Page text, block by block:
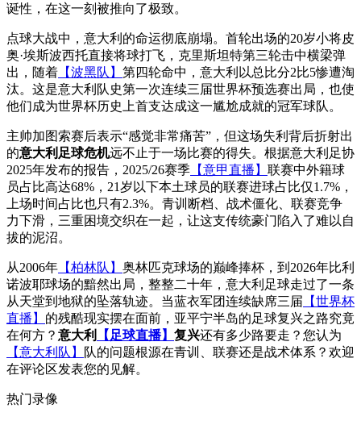
诞性，在这一刻被推向了极致。
点球大战中，意大利的命运彻底崩塌。首轮出场的20岁小将皮
奥·埃斯波西托直接将球打飞，克里斯坦特第三轮击中横梁弹
出，随着 【波黑队】 第四轮命中，意大利以总比分2比5惨遭淘
汰。这是意大利队史第一次连续三届世界杯预选赛出局，也使
他们成为世界杯历史上首支达成这一尴尬成就的冠军球队。
主帅加图索赛后表示“感觉非常痛苦”，但这场失利背后折射出
的意大利足球危机远不止于一场比赛的得失。根据意大利足协
2025年发布的报告，2025/26赛季 【意甲直播】 联赛中外籍球
员占比高达68%，21岁以下本土球员的联赛进球占比仅1.7%，
上场时间占比也只有2.3%。青训断档、战术僵化、联赛竞争
力下滑，三重困境交织在一起，让这支传统豪门陷入了难以自
拔的泥沼。
从2006年 【柏林队】 奥林匹克球场的巅峰捧杯，到2026年比利
诺波耶球场的黯然出局，整整二十年，意大利足球走过了一条
从天堂到地狱的坠落轨迹。当蓝衣军团连续缺席三届 【世界杯
直播】 的残酷现实摆在面前，亚平宁半岛的足球复兴之路究竟
在何方？ 意大利 【足球直播】 复兴还有多少路要走？您认为
【意大利队】
队的问题根源在青训、联赛还是战术体系？欢迎
在评论区发表您的见解。
热门录像